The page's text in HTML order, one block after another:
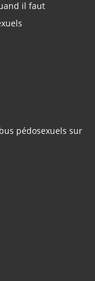
il faut
pédosexuels sur